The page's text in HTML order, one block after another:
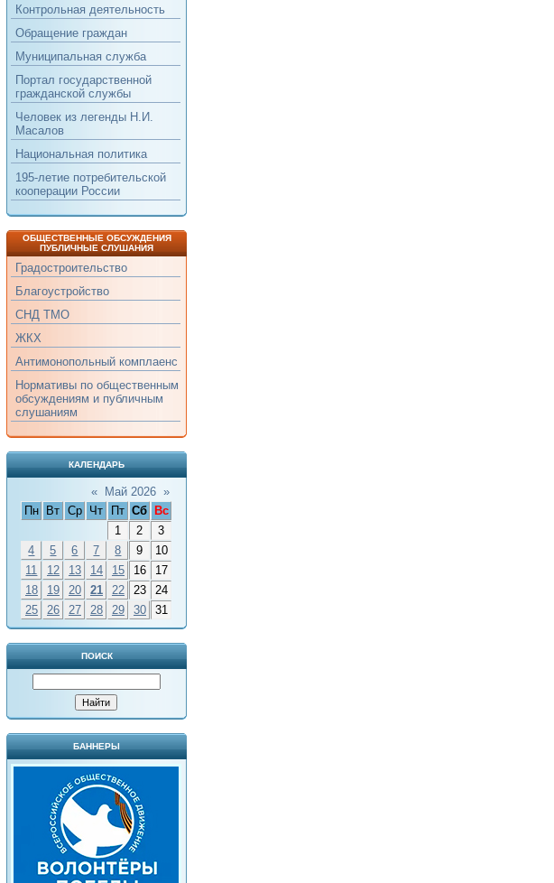
Контрольная деятельность
Обращение граждан
Муниципальная служба
Портал государственной
гражданской службы
Человек из легенды Н.И.
Масалов
Национальная политика
195-летие потребительской
кооперации России
ОБЩЕСТВЕННЫЕ ОБСУЖДЕНИЯ
ПУБЛИЧНЫЕ СЛУШАНИЯ
Градостроительство
Благоустройство
СНД ТМО
ЖКХ
Антимонопольный комплаенс
Нормативы по общественным
обсуждениям и публичным
слушаниям
КАЛЕНДАРЬ
« Май 2026 »
Пн
Вт Ср Чт Пт Сб
Вс
1
2
3
4
5 6 7 8 9
10
11
12 13 14 15 16
17
18
19 20 21 22 23
24
25
26 27 28 29 30 31
ПОИСК
БАННЕРЫ